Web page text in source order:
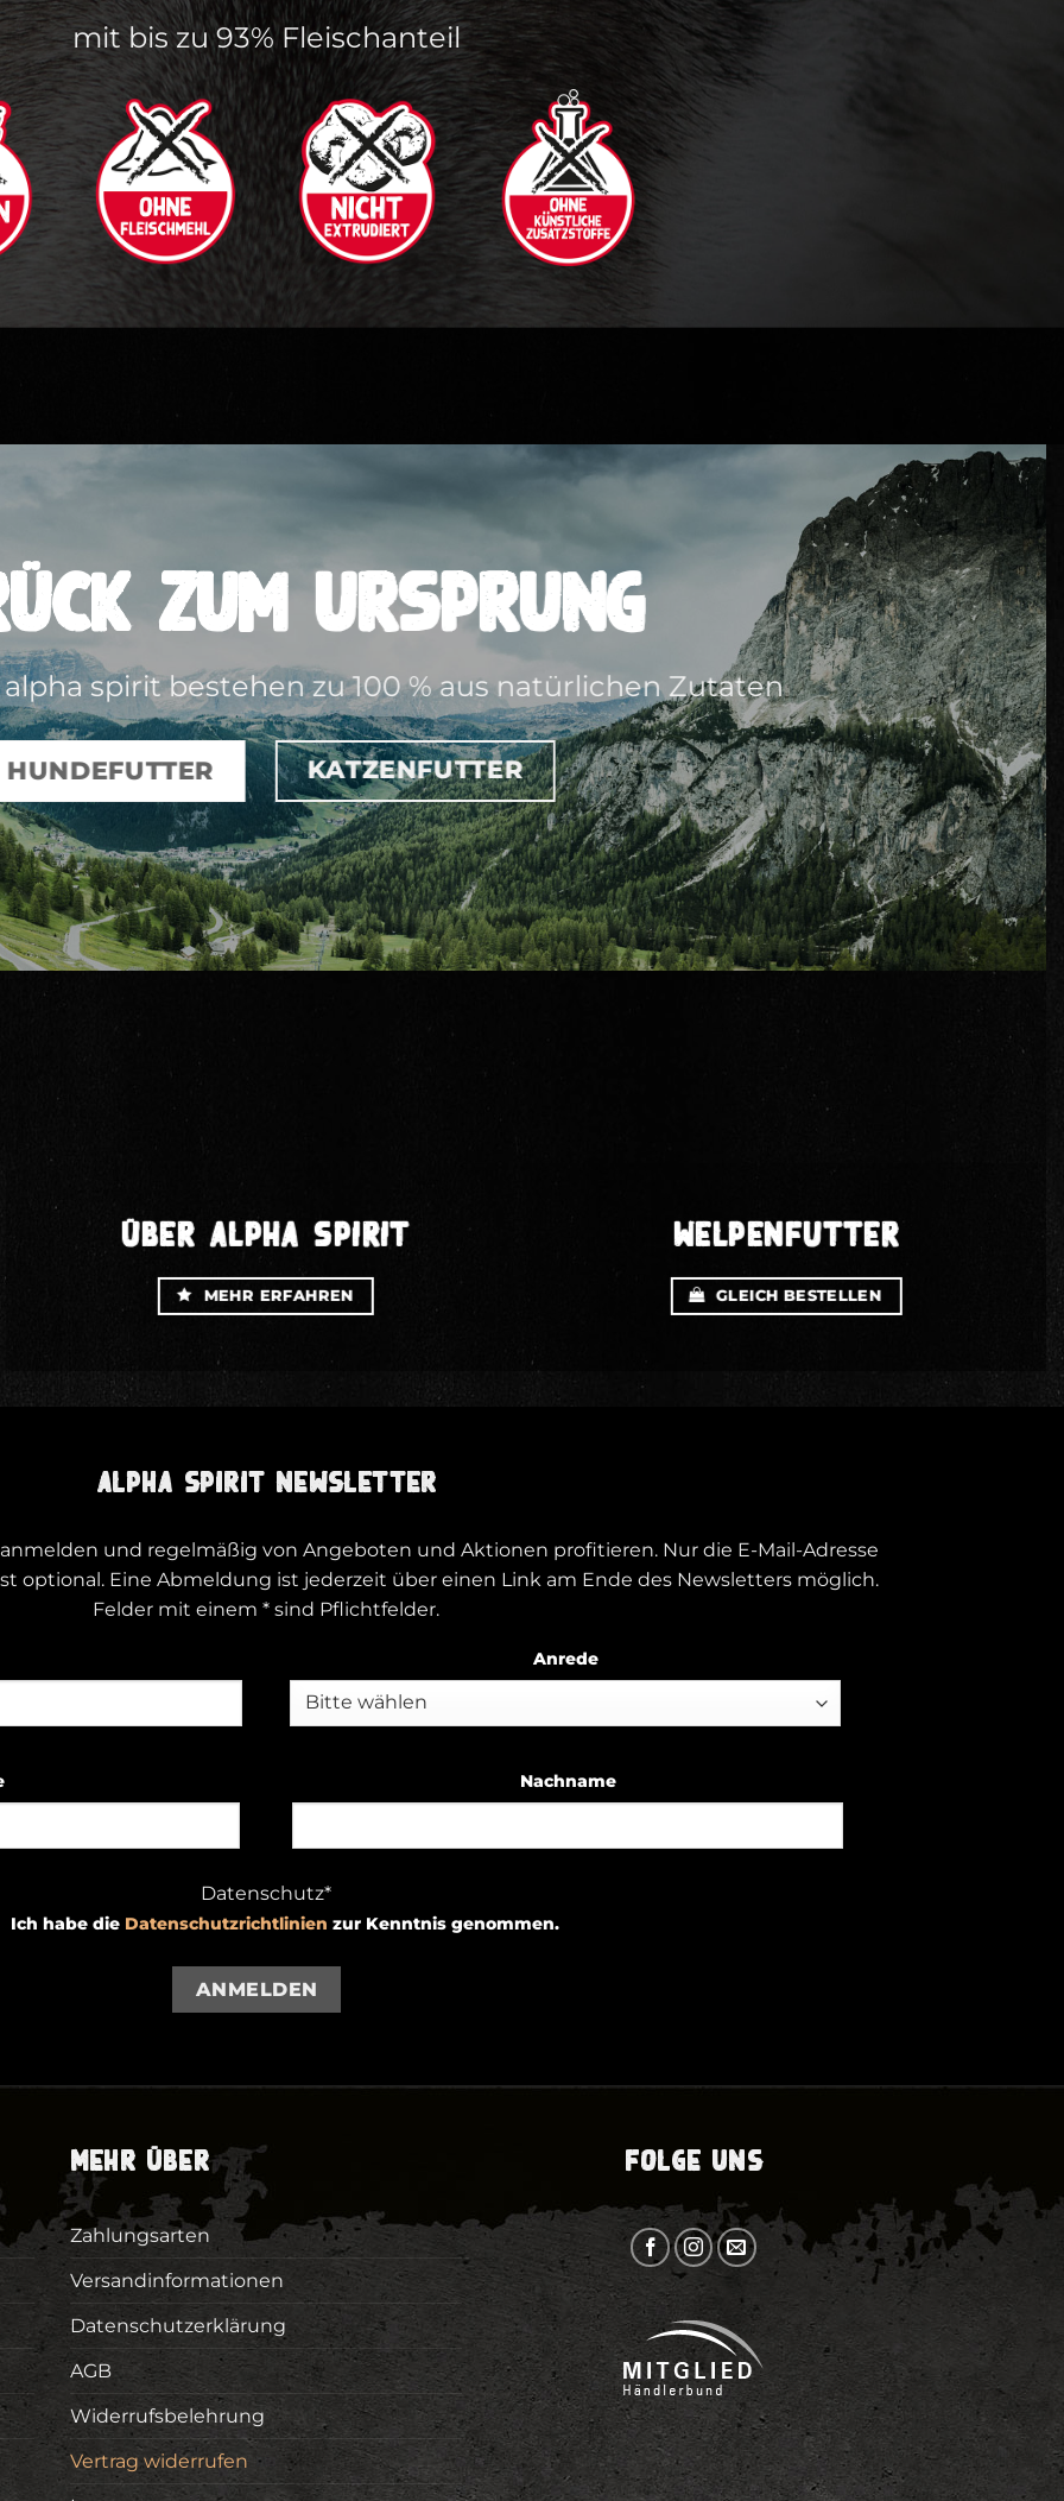
mit bis zu 93% Fleischanteil
zum Ursprung
spirit bestehen zu 100 % aus natürlichen Zutaten
HUNDEFUTTER KATZENFUTTER
ÜBER ALPHA SPIRIT
MEHR ERFAHREN
WELPENFUTTER
GLEICH BESTELLEN
ALPHA SPIRIT NEWSLETTER
und regelmäßig von Angeboten und Aktionen profitieren. Nur die E-Mail-Adresse
optional. Eine Abmeldung ist jederzeit über einen Link am Ende des Newsletters möglich.
Felder mit einem * sind Pflichtfelder.
Anrede
Nachname
Datenschutz*
Ich habe die Datenschutzrichtlinien zur Kenntnis genommen.
ANMELDEN
MEHR ÜBER
Zahlungsarten
Versandinformationen
Datenschutzerklärung
AGB
Widerrufsbelehrung
Vertrag widerrufen
FOLGE UNS